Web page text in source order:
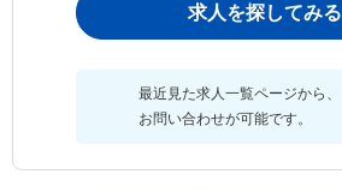
求人を探してみる
最近見た求人一覧ページから、
お問い合わせが可能です。